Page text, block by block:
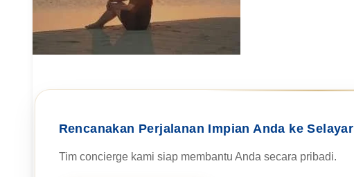
Rencanakan Perjalanan Impian Anda ke Selayar
Tim concierge kami siap membantu Anda secara pribadi.